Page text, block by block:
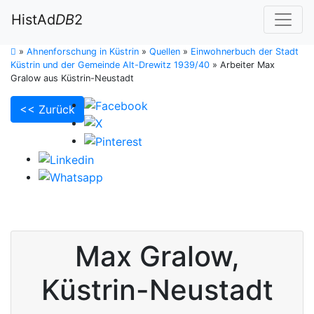
HistAdDB2
» Ahnenforschung in Küstrin » Quellen » Einwohnerbuch der Stadt
Küstrin und der Gemeinde Alt-Drewitz 1939/40 » Arbeiter Max
Gralow aus Küstrin-Neustadt
<< Zurück
Max Gralow,
Küstrin-Neustadt